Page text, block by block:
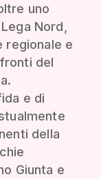
uno
Nord,
regionale e
del
e di
della
Giunta e